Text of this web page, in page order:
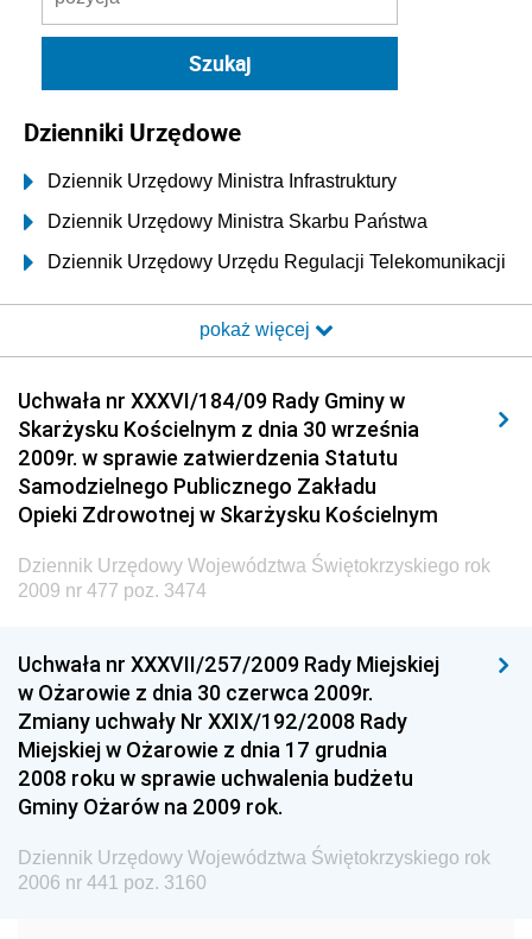
Dzienniki Urzędowe
Dziennik Urzędowy Ministra Infrastruktury
Dziennik Urzędowy Ministra Skarbu Państwa
Dziennik Urzędowy Urzędu Regulacji Telekomunikacji
Dziennik Urzędowy Ministra Transportu i Budownictwa
Elektronicznej
Dziennik Urzędowy Ministra Spraw Wewnętrznych i
Administracji
Dziennik Urzędowy Ministra Transportu
Dziennik Urzędowy Ministra Budownictwa
Dziennik Urzędowy Ministra Nauki i Szkolnictwa
Dziennik Urzędowy Głównego Urzędu Miar
Dziennik Urzędowy Ministra Rolnictwa i Rozwoju Wsi
Dziennik Urzędowy Ministra Edukacji Narodowej i
Sportu
Dziennik Urzędowy Ministra Edukacji i Nauki
Dziennik Urzędowy Ministra Edukacji Narodowej
Dziennik Urzędowy Ministra Gospodarki Morskiej
pokaż więcej
Uchwała nr XXXVI/184/09 Rady Gminy w
Skarżysku Kościelnym z dnia 30 września
2009r. w sprawie zatwierdzenia Statutu
Samodzielnego Publicznego Zakładu
Opieki Zdrowotnej w Skarżysku Kościelnym
Dziennik Urzędowy Województwa Świętokrzyskiego rok
2009 nr 477 poz. 3474
Uchwała nr XXXVII/257/2009 Rady Miejskiej
w Ożarowie z dnia 30 czerwca 2009r.
Zmiany uchwały Nr XXIX/192/2008 Rady
Miejskiej w Ożarowie z dnia 17 grudnia
2008 roku w sprawie uchwalenia budżetu
Gminy Ożarów na 2009 rok.
Dziennik Urzędowy Województwa Świętokrzyskiego rok
2006 nr 441 poz. 3160